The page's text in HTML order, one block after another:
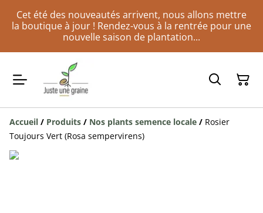
Cet été des nouveautés arrivent, nous allons mettre
la boutique à jour ! Rendez-vous à la rentrée pour une
nouvelle saison de plantation...
Accueil / Produits / Nos plants semence locale / Rosier
Toujours Vert (Rosa sempervirens)